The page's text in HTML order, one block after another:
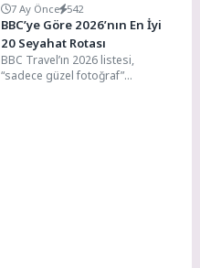
7 Ay Önce 542
BBC’ye Göre 2026’nın En İyi
20 Seyahat Rotası
BBC Travel’ın 2026 listesi,
“sadece güzel fotoğraf”